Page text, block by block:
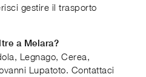
gestire il trasporto
a Melara?
Legnago, Cerea,
Lupatoto. Contattaci